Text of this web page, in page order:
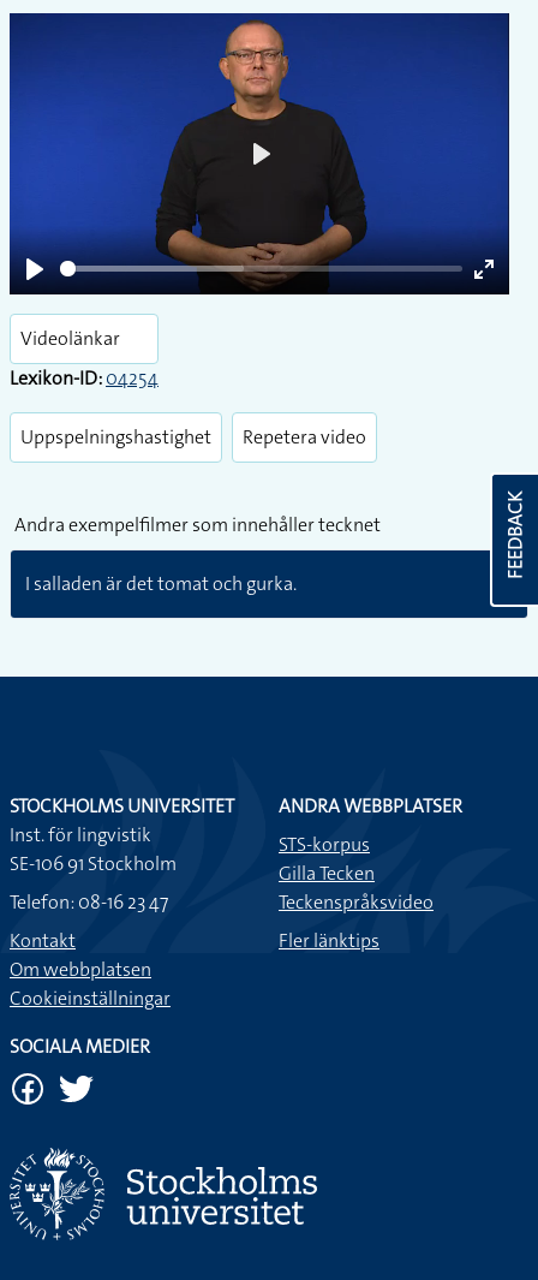
Play
Enter
Videolänkar
Lexikon-ID:04254
Uppspelningshastighet Repetera video
Andra exempelfilmer som innehåller tecknet
I salladen är det tomat och gurka.
FEEDBACK
STOCKHOLMS UNIVERSITET
Inst. för lingvistik
SE-106 91 Stockholm
Telefon: 08-16 23 47
Kontakt
Om webbplatsen
Cookieinställningar
ANDRA WEBBPLATSER
STS-korpus
Gilla Tecken
Teckenspråksvideo
Fler länktips
SOCIALA MEDIER